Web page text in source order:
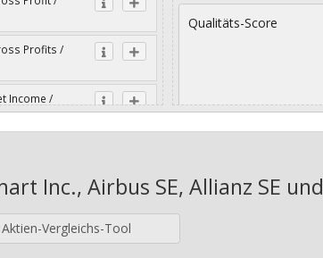
Profits /
Income /
Gross
Qualitäts-Score
Jahre
Inc., Airbus SE, Allianz SE
Aktien-Vergleichs-Tool